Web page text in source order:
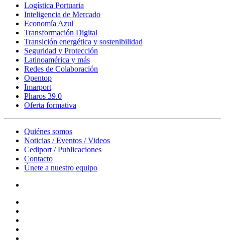
Logística Portuaria
Inteligencia de Mercado
Economía Azul
Transformación Digital
Transición energética y sostenibilidad
Seguridad y Protección
Latinoamérica y más
Redes de Colaboración
Opentop
Imarport
Pharos 39.0
Oferta formativa
Quiénes somos
Noticias / Eventos / Videos
Cediport / Publicaciones
Contacto
Únete a nuestro equipo